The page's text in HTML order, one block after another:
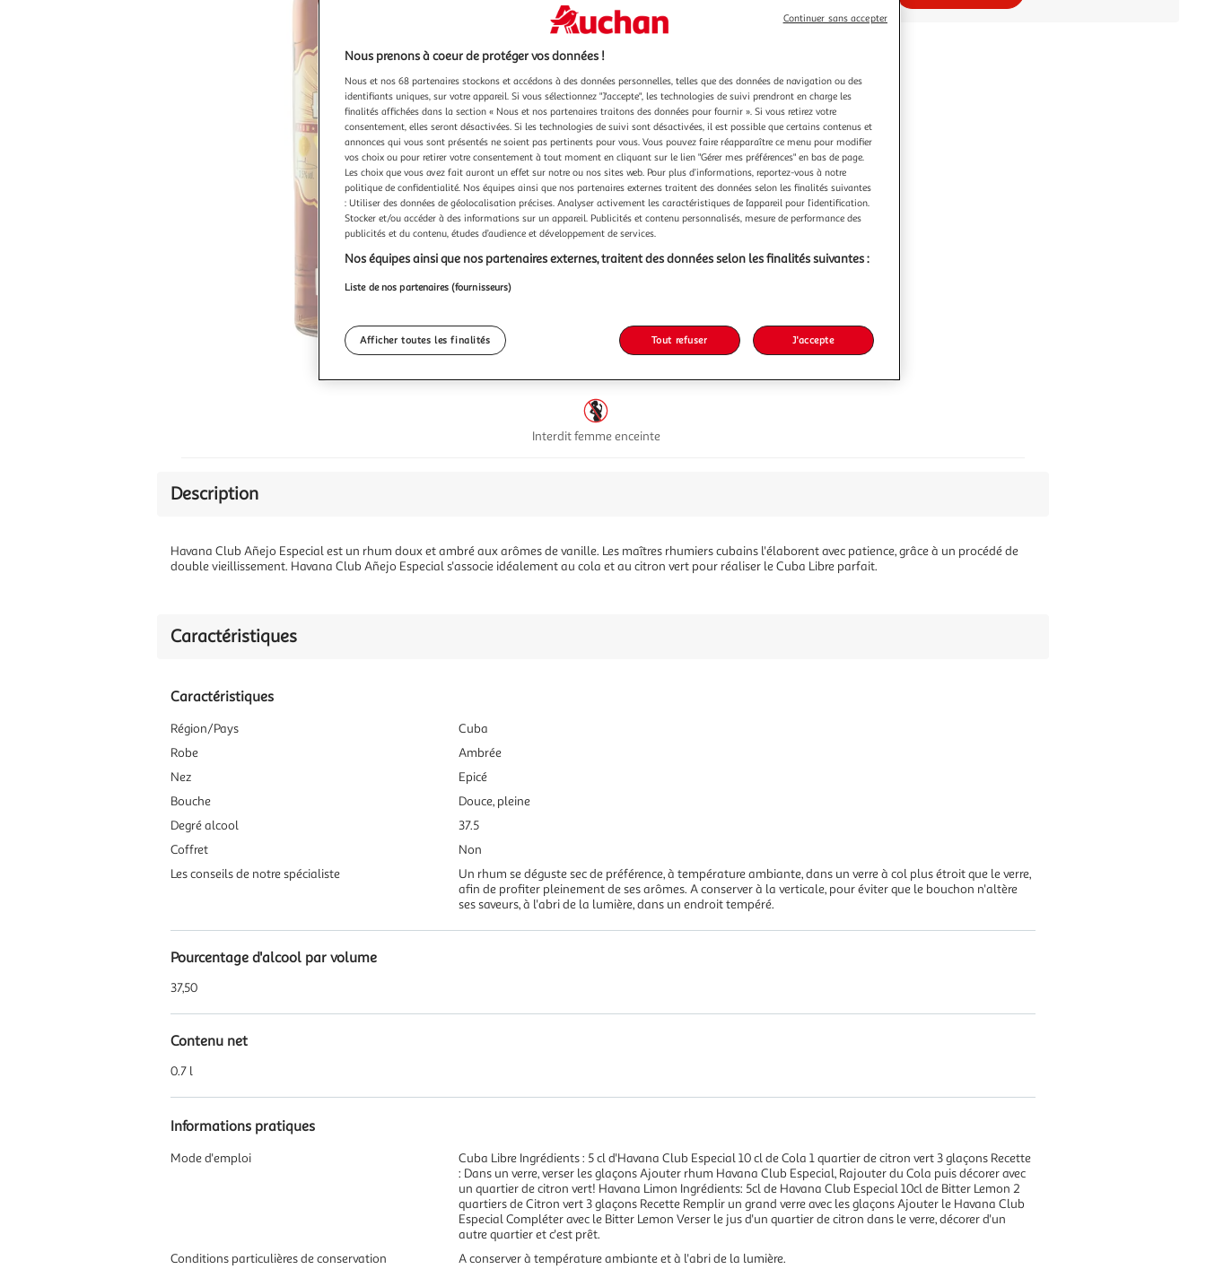
Interdit femme enceinte
Description
Havana Club Añejo Especial est un rhum doux et ambré aux arômes de vanille. Les maîtres rhumiers cubains l'élaborent avec patience, grâce à un procédé de
double vieillissement. Havana Club Añejo Especial s'associe idéalement au cola et au citron vert pour réaliser le Cuba Libre parfait.
Caractéristiques
Caractéristiques
Région/Pays
Cuba
Robe
Ambrée
Nez
Epicé
Bouche
Douce, pleine
Degré alcool
37.5
Coffret
Non
Les conseils de notre spécialiste
Un rhum se déguste sec de préférence, à température ambiante, dans un verre à col plus étroit que le verre,
afin de profiter pleinement de ses arômes. A conserver à la verticale, pour éviter que le bouchon n'altère
ses saveurs, à l'abri de la lumière, dans un endroit tempéré.
Pourcentage d'alcool par volume
37,50
Contenu net
0.7 l
Informations pratiques
Mode d'emploi
Cuba Libre Ingrédients : 5 cl d'Havana Club Especial 10 cl de Cola 1 quartier de citron vert 3 glaçons Recette
: Dans un verre, verser les glaçons Ajouter rhum Havana Club Especial, Rajouter du Cola puis décorer avec
un quartier de citron vert! Havana Limon Ingrédients: 5cl de Havana Club Especial 10cl de Bitter Lemon 2
quartiers de Citron vert 3 glaçons Recette Remplir un grand verre avec les glaçons Ajouter le Havana Club
Especial Compléter avec le Bitter Lemon Verser le jus d'un quartier de citron dans le verre, décorer d'un
autre quartier et c'est prêt.
Conditions particulières de conservation
A conserver à température ambiante et à l'abri de la lumière.
Nous prenons à coeur de protéger vos données !
Nous et nos 68 partenaires stockons et accédons à des données personnelles, telles que des données de navigation ou des
identifiants uniques, sur votre appareil. Si vous sélectionnez "J'accepte", les technologies de suivi prendront en charge les
finalités affichées dans la section « Nous et nos partenaires traitons des données pour fournir ». Si vous retirez votre
consentement, elles seront désactivées. Si les technologies de suivi sont désactivées, il est possible que certains contenus et
annonces qui vous sont présentés ne soient pas pertinents pour vous. Vous pouvez faire réapparaître ce menu pour modifier
vos choix ou pour retirer votre consentement à tout moment en cliquant sur le lien "Gérer mes préférences" en bas de page.
Les choix que vous avez fait auront un effet sur notre ou nos sites web. Pour plus d’informations, reportez-vous à notre
politique de confidentialité. Nos équipes ainsi que nos partenaires externes traitent des données selon les finalités suivantes
: Utiliser des données de géolocalisation précises. Analyser activement les caractéristiques de l’appareil pour l’identification.
Stocker et/ou accéder à des informations sur un appareil. Publicités et contenu personnalisés, mesure de performance des
publicités et du contenu, études d’audience et développement de services.
Nos équipes ainsi que nos partenaires externes, traitent des données selon les finalités suivantes :
Liste de nos partenaires (fournisseurs)
Afficher toutes les finalités Tout refuser J'accepte
Continuer sans accepter